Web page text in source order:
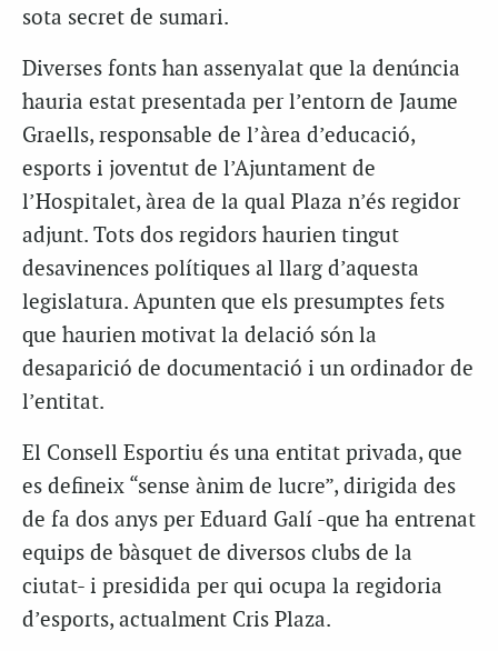
sota secret de sumari.
Diverses fonts han assenyalat que la denúncia
hauria estat presentada per l’entorn de Jaume
Graells, responsable de l’àrea d’educació,
esports i joventut de l’Ajuntament de
l’Hospitalet, àrea de la qual Plaza n’és regidor
adjunt. Tots dos regidors haurien tingut
desavinences polítiques al llarg d’aquesta
legislatura. Apunten que els presumptes fets
que haurien motivat la delació són la
desaparició de documentació i un ordinador de
l’entitat.
El Consell Esportiu és una entitat privada, que
es defineix “sense ànim de lucre”, dirigida des
de fa dos anys per Eduard Galí -que ha entrenat
equips de bàsquet de diversos clubs de la
ciutat- i presidida per qui ocupa la regidoria
d’esports, actualment Cris Plaza.